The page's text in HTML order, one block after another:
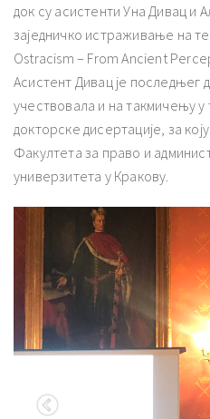
док су асистенти Уна Дивац и
заједничко истраживање на
Ostracism – From Ancient
Асистент Дивац је последњег
учествовала и на такмичењу
докторске дисертације, за
Факултета за право и
универзитета у Кракову.